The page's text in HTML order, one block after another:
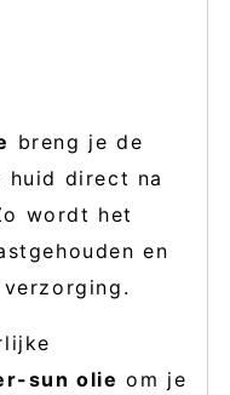
breng je de
huid direct na
wordt het
en
sun olie om je